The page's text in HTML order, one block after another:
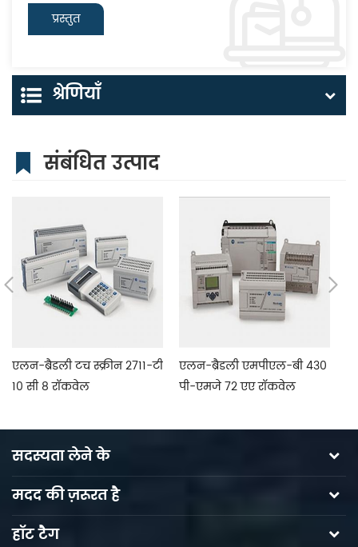
श्रेणियाँ
संबंधित उत्पाद
एलन-ब्रैडली टच स्क्रीन 2711-टी
10 सी 8 रॉकवेल
एलन-ब्रैडली एमपीएल-बी 430
पी-एमजे 72 एए रॉकवेल
सदस्यता लेने के
मदद की ज़रूरत है
हॉट टैग